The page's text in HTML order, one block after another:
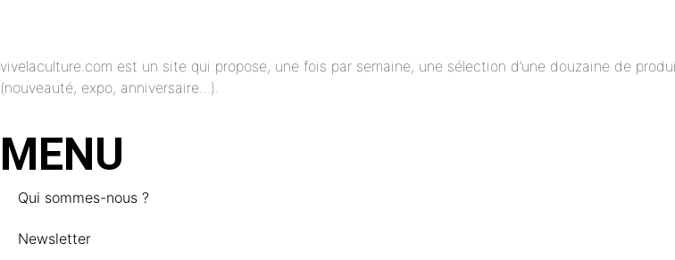
vivelaculture.com est un site qui propose, une fois par semaine, une sélection d’une douzaine de
(nouveauté, expo, anniversaire…).
MENU
Qui sommes-nous ?
Newsletter